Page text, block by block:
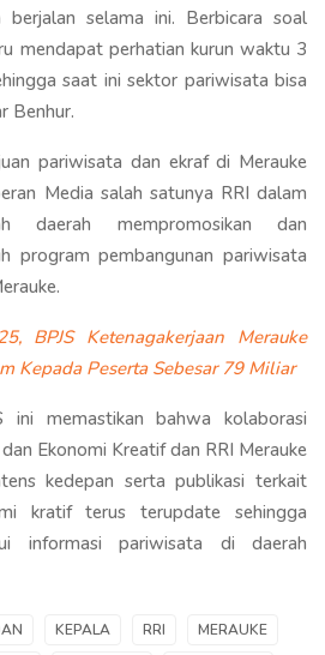
berjalan selama ini. Berbicara soal
mendapat perhatian kurun waktu 3
saat ini sektor pariwisata bisa
Benhur.
pariwisata dan ekraf di Merauke
Media salah satunya RRI dalam
daerah mempromosikan dan
program pembangunan pariwisata
BPJS Ketenagakerjaan Merauke
Kepada Peserta Sebesar 79 Miliar
ini memastikan bahwa kolaborasi
Ekonomi Kreatif dan RRI Merauke
kedepan serta publikasi terkait
kratif terus terupdate sehingga
informasi pariwisata di daerah
KEPALA RRI
MERAUKE